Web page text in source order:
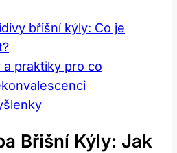
břišní kýly: Co je
a praktiky pro co
Břišní Kýly: Jak